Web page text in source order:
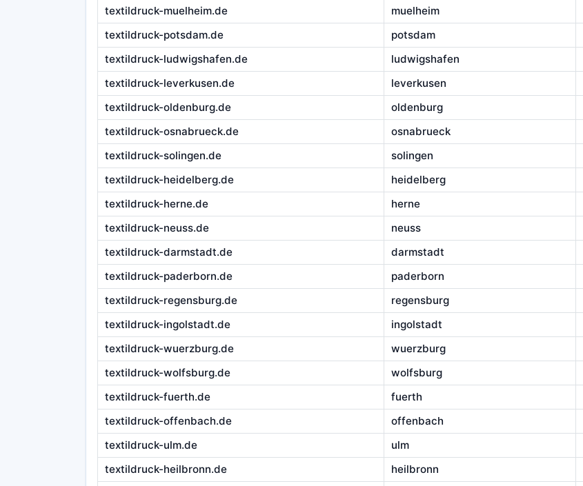
textildruck-muelheim.de
muelheim
textildruck-potsdam.de
potsdam
textildruck-ludwigshafen.de
ludwigshafen
textildruck-leverkusen.de
leverkusen
textildruck-oldenburg.de
oldenburg
textildruck-osnabrueck.de
osnabrueck
textildruck-solingen.de
solingen
textildruck-heidelberg.de
heidelberg
textildruck-herne.de
herne
textildruck-neuss.de
neuss
textildruck-darmstadt.de
darmstadt
textildruck-paderborn.de
paderborn
textildruck-regensburg.de
regensburg
textildruck-ingolstadt.de
ingolstadt
textildruck-wuerzburg.de
wuerzburg
textildruck-wolfsburg.de
wolfsburg
textildruck-fuerth.de
fuerth
textildruck-offenbach.de
offenbach
textildruck-ulm.de
ulm
textildruck-heilbronn.de
heilbronn